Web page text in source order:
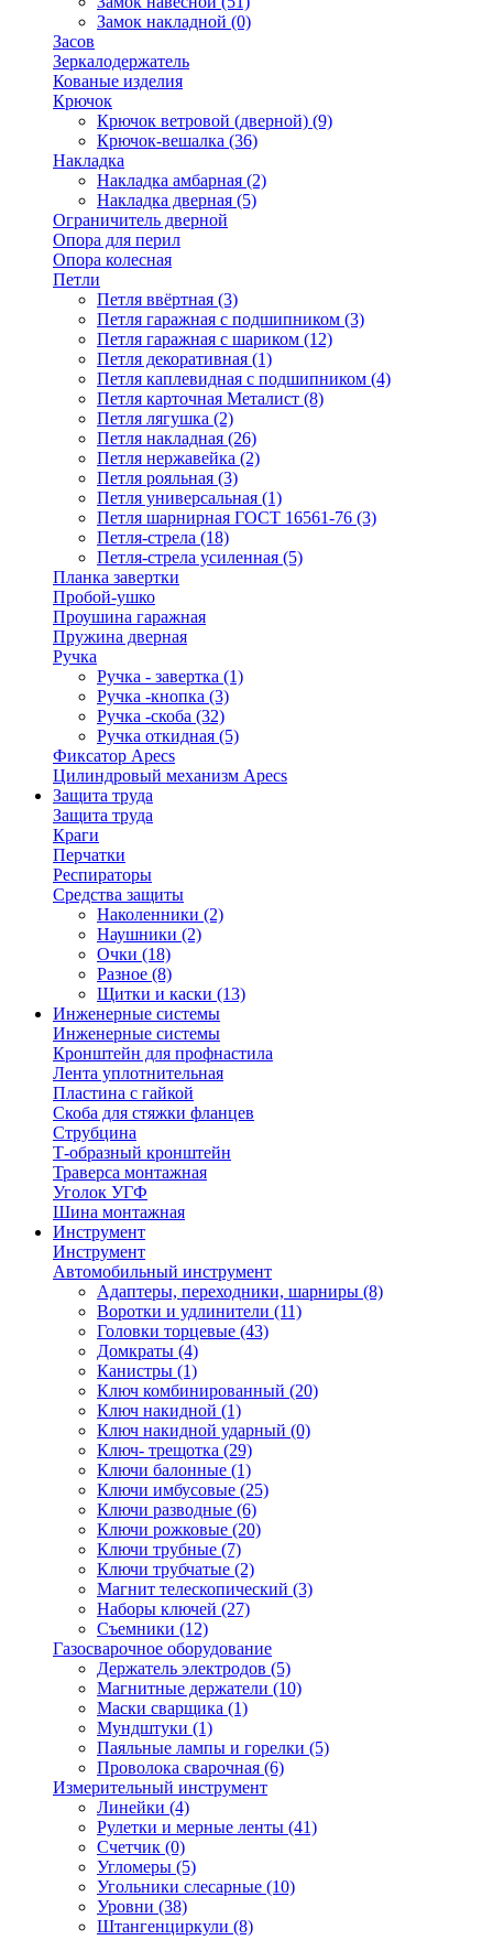
Замок накладной (0)
Засов
Зеркалодержатель
Кованые изделия
Крючок
Крючок ветровой (дверной) (9)
Крючок-вешалка (36)
Накладка
Накладка амбарная (2)
Накладка дверная (5)
Ограничитель дверной
Опора для перил
Опора колесная
Петли
Петля ввёртная (3)
Петля гаражная с подшипником (3)
Петля гаражная с шариком (12)
Петля декоративная (1)
Петля каплевидная с подшипником (4)
Петля карточная Металист (8)
Петля лягушка (2)
Петля накладная (26)
Петля нержавейка (2)
Петля рояльная (3)
Петля универсальная (1)
Петля шарнирная ГОСТ 16561-76 (3)
Петля-стрела (18)
Петля-стрела усиленная (5)
Планка завертки
Пробой-ушко
Проушина гаражная
Пружина дверная
Ручка
Ручка - завертка (1)
Ручка -кнопка (3)
Ручка -скоба (32)
Ручка откидная (5)
Фиксатор Apecs
Цилиндровый механизм Apecs
Защита труда
Защита труда
Краги
Перчатки
Респираторы
Средства защиты
Наколенники (2)
Наушники (2)
Очки (18)
Разное (8)
Щитки и каски (13)
Инженерные системы
Инженерные системы
Кронштейн для профнастила
Лента уплотнительная
Пластина с гайкой
Скоба для стяжки фланцев
Струбцина
Т-образный кронштейн
Траверса монтажная
Уголок УГФ
Шина монтажная
Инструмент
Инструмент
Автомобильный инструмент
Адаптеры, переходники, шарниры (8)
Воротки и удлинители (11)
Головки торцевые (43)
Домкраты (4)
Канистры (1)
Ключ комбинированный (20)
Ключ накидной (1)
Ключ накидной ударный (0)
Ключ- трещотка (29)
Ключи балонные (1)
Ключи имбусовые (25)
Ключи разводные (6)
Ключи рожковые (20)
Ключи трубные (7)
Ключи трубчатые (2)
Магнит телескопический (3)
Наборы ключей (27)
Съемники (12)
Газосварочное оборудование
Держатель электродов (5)
Магнитные держатели (10)
Маски сварщика (1)
Мундштуки (1)
Паяльные лампы и горелки (5)
Проволока сварочная (6)
Измерительный инструмент
Линейки (4)
Рулетки и мерные ленты (41)
Счетчик (0)
Угломеры (5)
Угольники слесарные (10)
Уровни (38)
Штангенциркули (8)